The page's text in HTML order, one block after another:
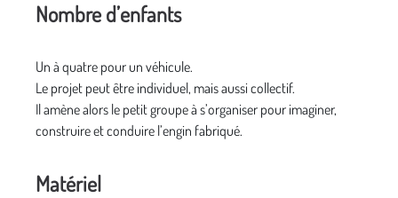
Nombre d’enfants
Un à quatre pour un véhicule.
Le projet peut être individuel, mais aussi collectif.
Il amène alors le petit groupe à s’organiser pour imaginer,
construire et conduire l’engin fabriqué.
Matériel